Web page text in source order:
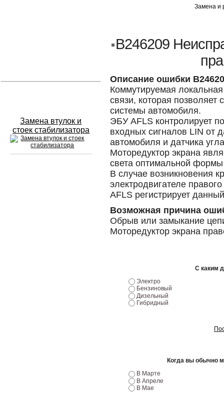
Замена втулок и
стоек стабилизатора
Замена и
B246209
Описание ошибки
Коммутируемая
связи, которая позволяет
системы автомобиля.
ЭБУ AFLS контролирует
входных сигналов LIN от
автомобиля и датчика
Моторедуктор экрана
света оптимальной
В случае возникновения
электродвигателе
AFLS регистрирует
Возможная причина
Обрыв или замыкание
Моторедуктор экрана
С каким
Электро
Бензиновый
Дизельный
Гибридный
Когда вы обычно
В Марте
В Апреле
В Мае